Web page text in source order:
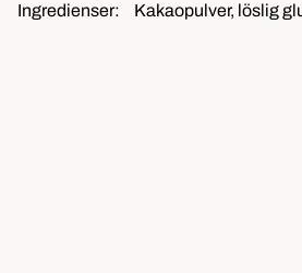
Ingredienser: Kakaopulver, löslig